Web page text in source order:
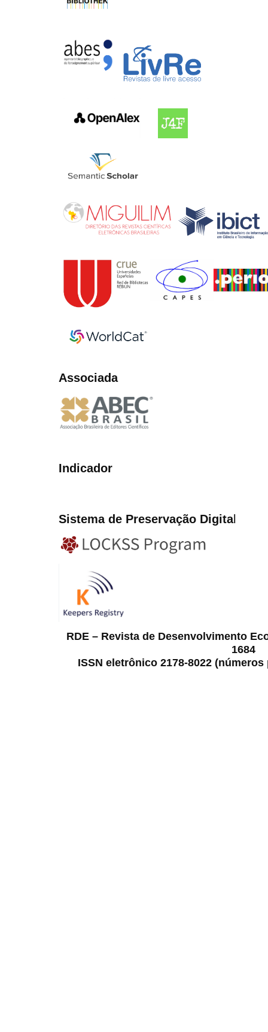
Associada
Indicador
Sistema de Preservação Digital
RDE – Revista de Desenvolvimento
1684
ISSN eletrônico 2178-8022